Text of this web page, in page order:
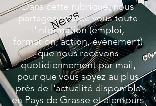
Dans cette rubrique, nous
partageons avec vous toute
l'information (emploi,
formation, action, évènement)
que nous recevons
quotidiennement par mail,
pour que vous soyez au plus
près de l'actualité disponible
en Pays de Grasse et alentours